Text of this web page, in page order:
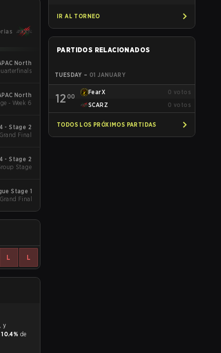
North
North
- Week 6
- Stage 2
Final
- Stage 2
Stage
Stage 1
Final
L L
10.4% de
IR AL TORNEO
PARTIDOS RELACIONADOS
TUESDAY – 01 JANUARY
12 00
FearX 0 votos
SCARZ
0 votos
TODOS LOS PRÓXIMOS PARTIDAS